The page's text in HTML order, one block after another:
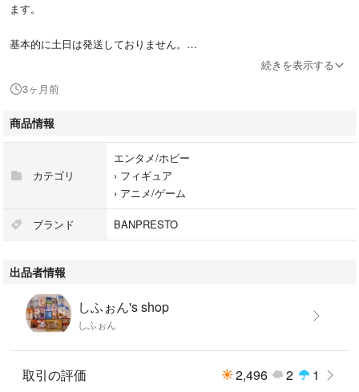
ます。
基本的に土日は発送しておりません。
THE BATTLE CATS
Crazed Bahamut Cat
Figure
続きを表示する
3ヶ月前
商品情報
カテゴリ
エンタメ/ホビー
› フィギュア
› アニメ/ゲーム
ブランド BANPRESTO
出品者情報
しふぉん's shop
しふぉん
取引の評価 2,496 2 1